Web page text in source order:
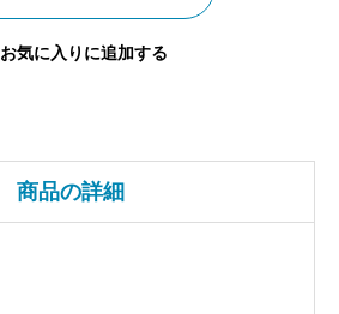
山
県
宮
大
お気に入りに追加する
商品の詳細